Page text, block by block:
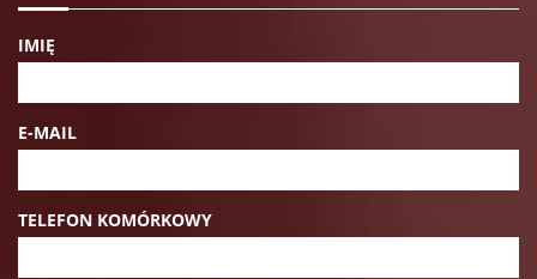
IMIĘ
E-MAIL
TELEFON KOMÓRKOWY